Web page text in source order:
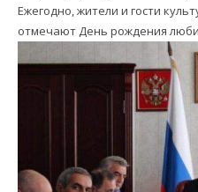
Ежегодно, жители и гости
отмечают День рождения